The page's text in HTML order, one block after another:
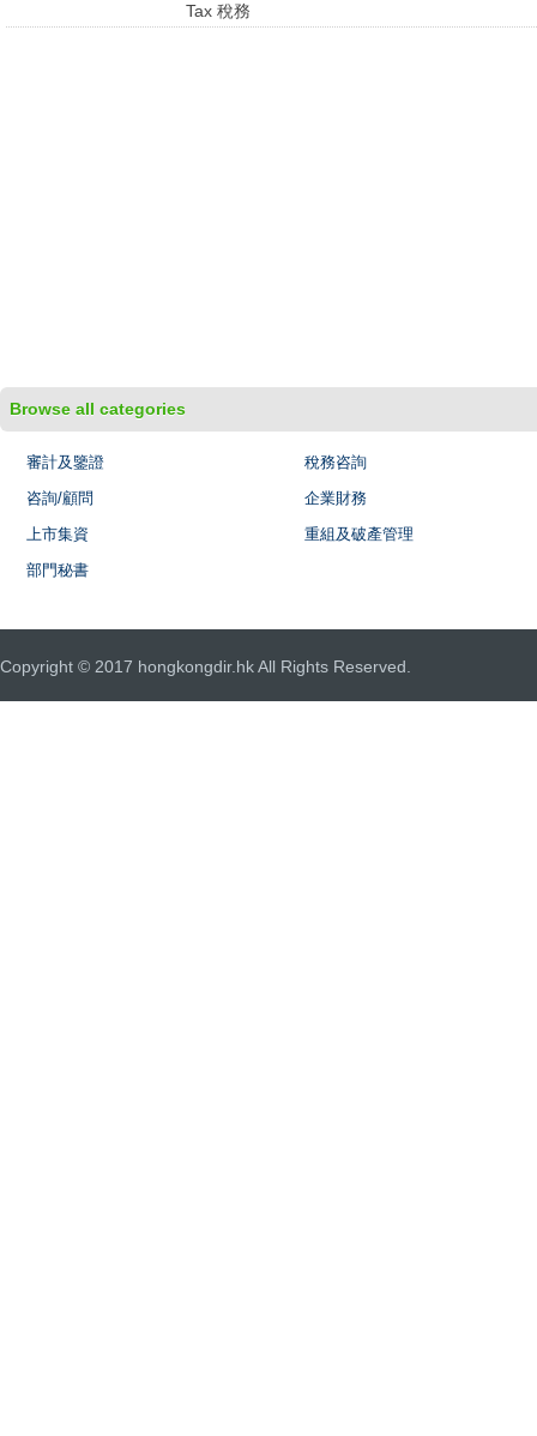
Tax 稅務
Browse all categories
審計及鑒證
稅務咨詢
咨詢/顧問
企業財務
上市集資
重組及破產管理
部門秘書
Copyright © 2017 hongkongdir.hk All Rights Reserved.